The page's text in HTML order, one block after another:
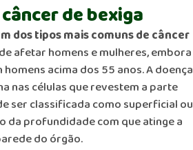
de bexiga
dos tipos mais comuns de câncer
afetar homens e mulheres, embora
acima dos 55 anos. A doença
nas células que revestem a parte
ser classificada como superficial ou
da profundidade com que atinge a
do órgão.